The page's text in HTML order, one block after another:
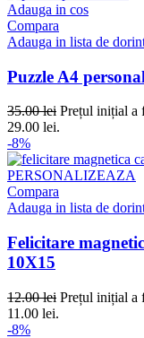
Adauga in cos
Compara
Adauga in lista de
Puzzle A4
35.00lei Prețul inițial a
29.00 lei.
-8%
PERSONALIZEAZA
Compara
Adauga in lista de
Felicitare
10X15
12.00lei Prețul inițial a
11.00 lei.
-8%